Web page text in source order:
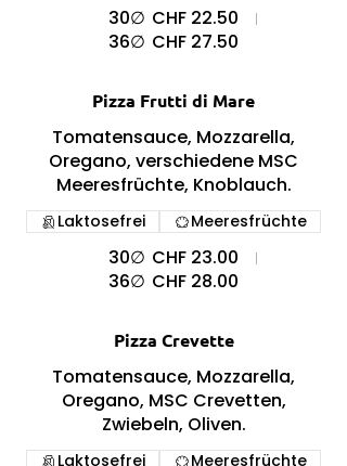
30∅ CHF 22.50
36∅ CHF 27.50
Pizza Frutti di Mare
Tomatensauce, Mozzarella,
Oregano, verschiedene MSC
Meeresfrüchte, Knoblauch.
30∅ CHF 23.00
36∅ CHF 28.00
Laktosefrei Meeresfrüchte
Pizza Crevette
Tomatensauce, Mozzarella,
Oregano, MSC Crevetten,
Zwiebeln, Oliven.
Laktosefrei Meeresfrüchte